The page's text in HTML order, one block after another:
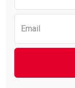
Email